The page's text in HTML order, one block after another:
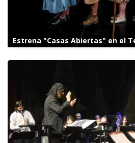
Estrena "Casas Abiertas" en el